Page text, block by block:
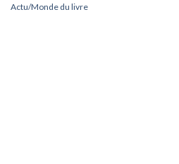
Actu/Monde du livre